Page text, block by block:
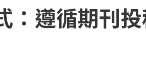
：遵循期刊